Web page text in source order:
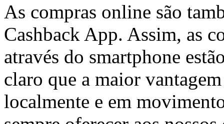
As compras online são
Cashback App. Assim, as
através do smartphone
claro que a maior
localmente e em